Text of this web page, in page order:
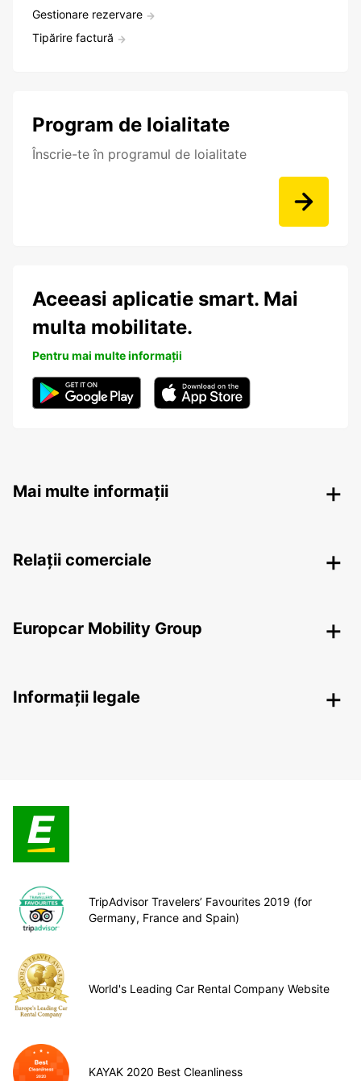
Gestionare rezervare
Tipărire factură
Program de loialitate
Înscrie-te în programul de loialitate
Aceeasi aplicatie smart. Mai
multa mobilitate.
Pentru mai multe informații
Mai multe informații
Relații comerciale
Europcar Mobility Group
Informații legale
TripAdvisor Travelers’ Favourites 2019 (for
Germany, France and Spain)
World's Leading Car Rental Company Website
KAYAK 2020 Best Cleanliness